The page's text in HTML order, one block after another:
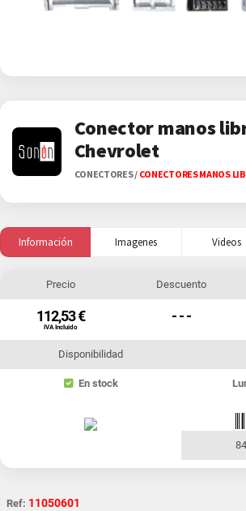
Conector manos
Chevrolet
CONECTORES/ CONECTORES MANOS
Información Imagenes Videos
Precio
112,53 €
IVA Incluido
Descuento
- - -
Disponibilidad
En stock
Ref: 11050601